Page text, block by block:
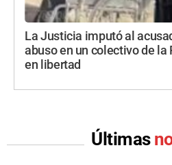
La Justicia imputó al
abuso en un colectivo de la
en libertad
Últimas